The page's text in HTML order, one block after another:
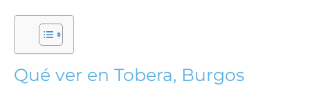
Qué ver en Tobera, Burgos